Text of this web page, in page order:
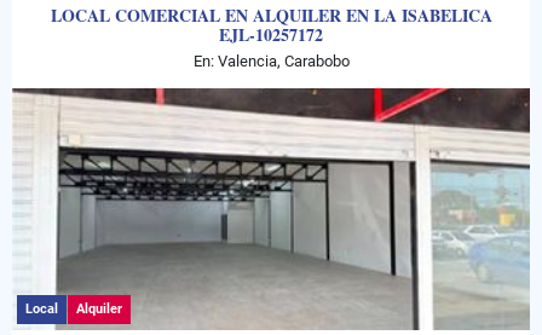
LOCAL COMERCIAL EN ALQUILER EN LA ISABELICA
EJL-10257172
En: Valencia, Carabobo
Local Alquiler